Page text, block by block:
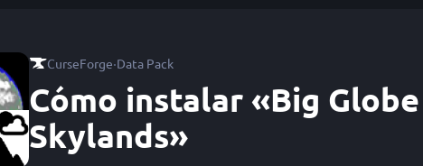
CurseForge·Data Pack
Cómo instalar «Big
Skylands»